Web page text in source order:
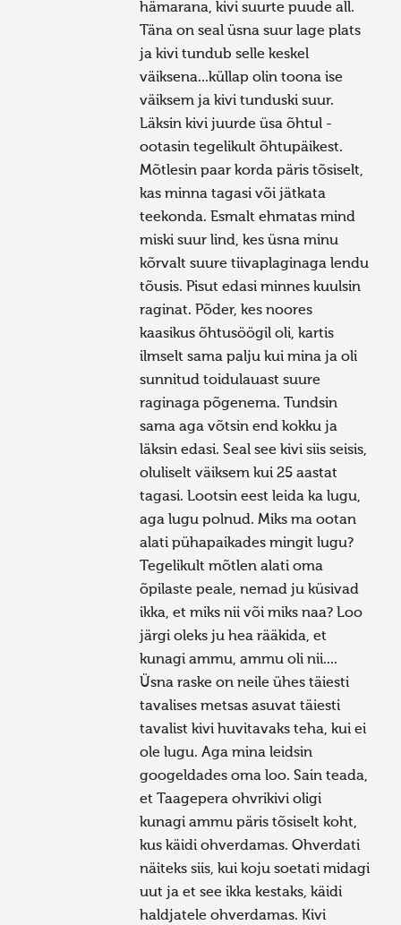
hämarana, kivi suurte puude all.
Täna on seal üsna suur lage plats
ja kivi tundub selle keskel
väiksena...küllap olin toona ise
väiksem ja kivi tunduski suur.
Läksin kivi juurde üsa õhtul -
ootasin tegelikult õhtupäikest.
Mõtlesin paar korda päris tõsiselt,
kas minna tagasi või jätkata
teekonda. Esmalt ehmatas mind
miski suur lind, kes üsna minu
kõrvalt suure tiivaplaginaga lendu
tõusis. Pisut edasi minnes kuulsin
raginat. Põder, kes noores
kaasikus õhtusöögil oli, kartis
ilmselt sama palju kui mina ja oli
sunnitud toidulauast suure
raginaga põgenema. Tundsin
sama aga võtsin end kokku ja
läksin edasi. Seal see kivi siis seisis,
oluliselt väiksem kui 25 aastat
tagasi. Lootsin eest leida ka lugu,
aga lugu polnud. Miks ma ootan
alati pühapaikades mingit lugu?
Tegelikult mõtlen alati oma
õpilaste peale, nemad ju küsivad
ikka, et miks nii või miks naa? Loo
järgi oleks ju hea rääkida, et
kunagi ammu, ammu oli nii....
Üsna raske on neile ühes täiesti
tavalises metsas asuvat täiesti
tavalist kivi huvitavaks teha, kui ei
ole lugu. Aga mina leidsin
googeldades oma loo. Sain teada,
et Taagepera ohvrikivi oligi
kunagi ammu päris tõsiselt koht,
kus käidi ohverdamas. Ohverdati
näiteks siis, kui koju soetati midagi
uut ja et see ikka kestaks, käidi
haldjatele ohverdamas. Kivi